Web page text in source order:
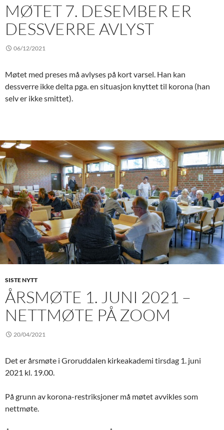
MØTET 7. DESEMBER ER
DESSVERRE AVLYST
06/12/2021
Møtet med preses må avlyses på kort varsel. Han kan
dessverre ikke delta pga. en situasjon knyttet til korona (han
selv er ikke smittet).
SISTE NYTT
ÅRSMØTE 1. JUNI 2021 –
NETTMØTE PÅ ZOOM
20/04/2021
Det er årsmøte i Groruddalen kirkeakademi tirsdag 1. juni
2021 kl. 19.00.
På grunn av korona-restriksjoner må møtet avvikles som
nettmøte.